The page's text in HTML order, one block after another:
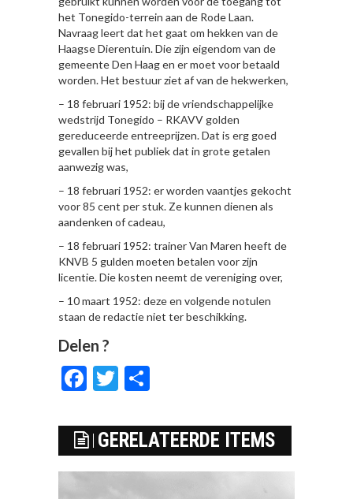
het Tonegido-terrein aan de Rode Laan.
Navraag leert dat het gaat om hekken van de
Haagse Dierentuin. Die zijn eigendom van de
gemeente Den Haag en er moet voor betaald
worden. Het bestuur ziet af van de hekwerken,
– 18 februari 1952: bij de vriendschappelijke
wedstrijd Tonegido – RKAVV golden
gereduceerde entreeprijzen. Dat is erg goed
gevallen bij het publiek dat in grote getalen
aanwezig was,
– 18 februari 1952: er worden vaantjes gekocht
voor 85 cent per stuk. Ze kunnen dienen als
aandenken of cadeau,
– 18 februari 1952: trainer Van Maren heeft de
KNVB 5 gulden moeten betalen voor zijn
licentie. Die kosten neemt de vereniging over,
– 10 maart 1952: deze en volgende notulen
staan de redactie niet ter beschikking.
Delen ?
Facebook
Twitter
GERELATEERDE ITEMS